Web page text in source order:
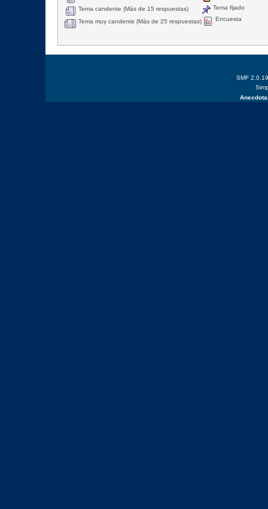
Tema candente (Más de 15 respuestas)
Tema muy candente (Más de 25 respuestas)
Tema fijado
Encuesta
SMF 2.0.19
Anecdota